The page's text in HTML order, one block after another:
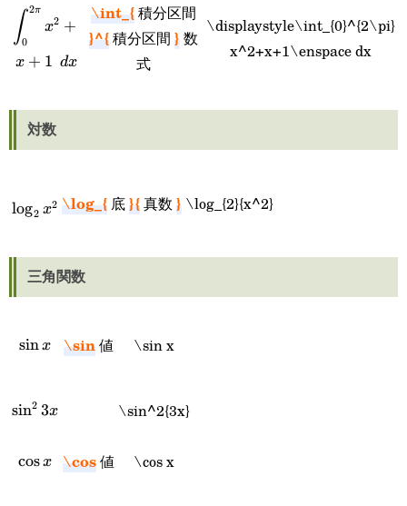
\displaystyle\int_{0}^{2\pi}
x^2+x+1\enspace dx
∫0
2π
x2 +
x + 1 dx
\int_{積分区間
}^{積分区間 } 数
式
\displaystyle\int_{0}^{2\pi}
x^2+x+1\enspace dx
対数
\log_{2}
log2 x2 \log_{ 底}{真数 } \log_{2}{x^2}
三角関数
\sin
sinx \sin値 \sin x
\sin^2{3x}
sin2 3x \sin^2{3x}
\cos
cosx \cos値 \cos x